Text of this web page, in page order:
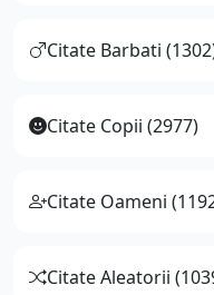
Citate Barbati
Citate Copii (2977)
Citate Oameni
Citate Aleatorii